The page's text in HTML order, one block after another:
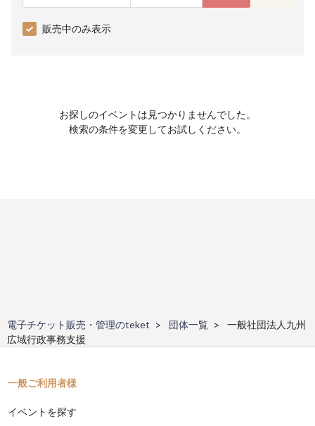
販売中のみ表示
お探しのイベントは見つかりませんでした。
検索の条件を変更してお試しください。
電子チケット販売・管理のteket 団体一覧
一般社団法人九州
広域行政事務支援
一般ご利用者様
イベントを探す